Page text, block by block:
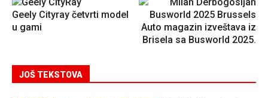
Geely Cityray četvrti model
u gami
Auto magazin izveštava iz
Brisela sa Busworld 2025.
JOŠ TEKSTOVA